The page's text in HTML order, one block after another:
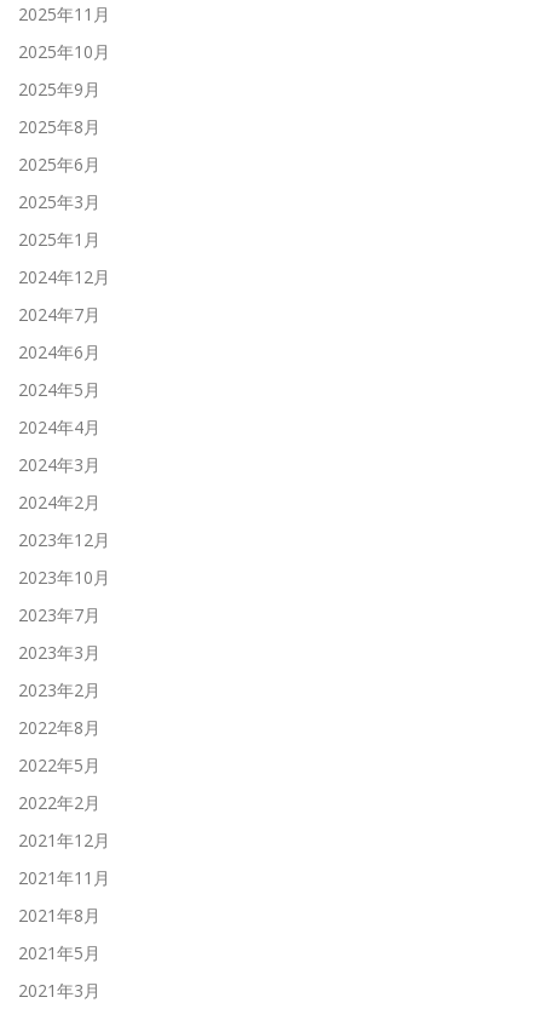
2025年11月
2025年10月
2025年9月
2025年8月
2025年6月
2025年3月
2025年1月
2024年12月
2024年7月
2024年6月
2024年5月
2024年4月
2024年3月
2024年2月
2023年12月
2023年10月
2023年7月
2023年3月
2023年2月
2022年8月
2022年5月
2022年2月
2021年12月
2021年11月
2021年8月
2021年5月
2021年3月